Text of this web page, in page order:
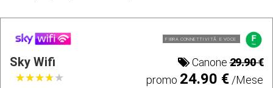
FIBRA CONNETTIVITÃ E VOCE
Sky Wifi Canone29.90 €
★★★★★
★★★★★ promo 24.90 €/Mese